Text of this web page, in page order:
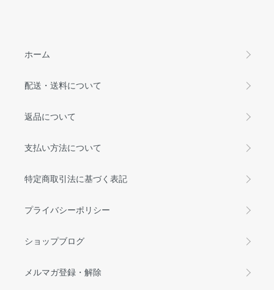
ホーム
配送・送料について
返品について
支払い方法について
特定商取引法に基づく表記
プライバシーポリシー
ショップブログ
メルマガ登録・解除